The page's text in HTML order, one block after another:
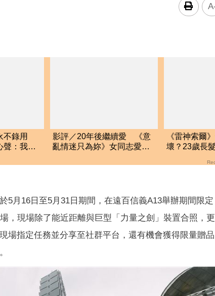
不錄用
聲：我從
影評／20年後繼續愛 《意
亂情迷只為妳》女同志愛情
《雷神索爾
壞？23歲長
5月16日至5月31日期間，在遠百信義A13舉辦期間限
，現場除了能近距離與巨型「力量之劍」裝置合照，
場指定任務並分享至社群平台，還有機會獲得限量贈品